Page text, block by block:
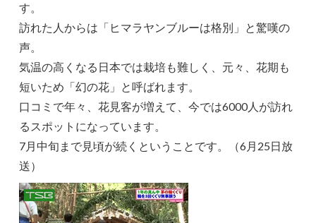
す。
訪れた人からは「ヒマラヤンブルーは格別」と驚嘆の
声。
気温の高くなる日本では栽培も難しく、元々、花期も
短いため「幻の花」と呼ばれます。
口コミで年々、花見客が増えて、今では6000人が訪れ
るスポットになっています。
7月中旬まで見頃が続くということです。（6月25日放
送）